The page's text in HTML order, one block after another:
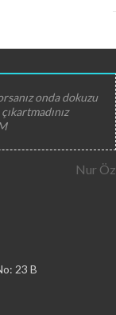
onda dokuzu
Nur Öz
23 B